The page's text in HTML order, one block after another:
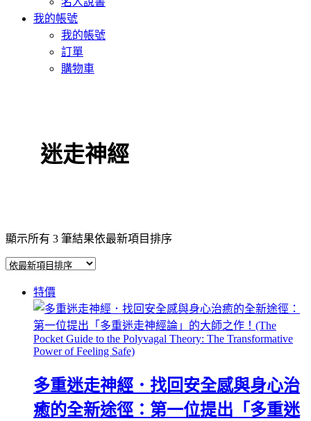
我的帳號
我的帳號
訂單
購物車
迷走神經
顯示所有 3 筆結果依最新項目排序
特價
多重迷走神經．找回安全感與身心治
癒的全新途徑：第一位提出「多重迷